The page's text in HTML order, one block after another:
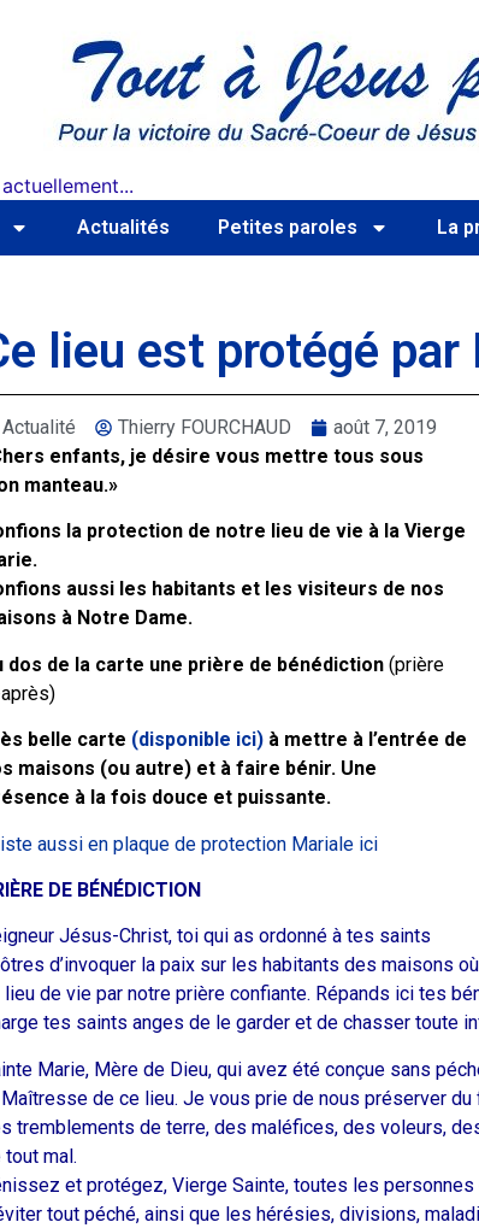
Actualités Petites paroles La
lieu est protégé par
Actualité Thierry FOURCHAUD
août 7, 2019
enfants, je désire vous mettre tous sous
manteau.»
la protection de notre lieu de vie à la Vierge
aussi les habitants et les visiteurs de nos
à Notre Dame.
dos de la carte une prière de bénédiction(prière
belle carte (disponible ici)à mettre à l’entrée de
maisons (ou autre) et à faire bénir. Une
à la fois douce et puissante.
aussi en plaque de protection Mariale ici
DE BÉNÉDICTION
Jésus-Christ, toi qui as ordonné à tes saints
d’invoquer la paix sur les habitants des maisons
lieu de vie par notre prière confiante. Répands ici tes
tes saints anges de le garder et de chasser toute
Marie, Mère de Dieu, qui avez été conçue sans
de ce lieu. Je vous prie de nous préserver du
tremblements de terre, des maléfices, des voleurs,
tout mal.
et protégez, Vierge Sainte, toutes les
tout péché, ainsi que les hérésies, divisions,